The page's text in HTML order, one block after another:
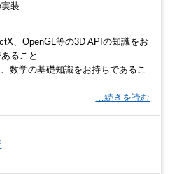
装
、OpenGL等の3D APIの知識をお
ること
、数学の基礎知識をお持ちであるこ
…続きを読む